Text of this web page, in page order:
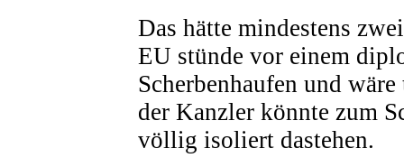
Das hätte mindestens
EU stünde vor einem
Scherbenhaufen und
der Kanzler könnte zum
völlig isoliert dastehen.